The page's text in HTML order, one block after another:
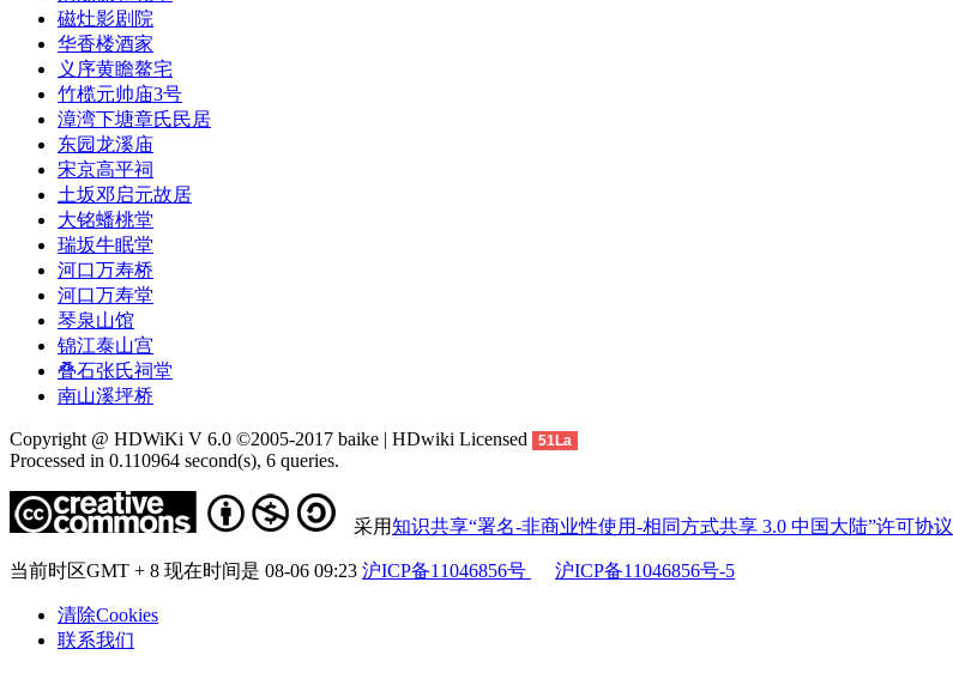
磁灶影剧院
华香楼酒家
义序黄瞻鳌宅
竹榄元帅庙3号
漳湾下塘章氏民居
东园龙溪庙
宋京高平祠
土坂邓启元故居
大铭蟠桃堂
瑞坂牛眠堂
河口万寿桥
河口万寿堂
琴泉山馆
锦江泰山宫
叠石张氏祠堂
南山溪坪桥
Copyright @ HDWiKi V 6.0 ©2005-2017 baike | HDwiki Licensed 51La
Processed in 0.110964 second(s), 6 queries.
采用知识共享“署名-非商业性使用-相同方式共享 3.0 中国大陆”许可协议
当前时区GMT + 8 现在时间是 08-06 09:23 沪ICP备11046856号 沪ICP备11046856号-5
清除Cookies
联系我们